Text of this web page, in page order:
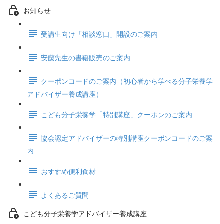
お知らせ
受講生向け「相談窓口」開設のご案内
安藤先生の書籍販売のご案内
クーポンコードのご案内（初心者から学べる分子栄養学
アドバイザー養成講座）
こども分子栄養学「特別講座」クーポンのご案内
協会認定アドバイザーの特別講座クーポンコードのご案
内
おすすめ便利食材
よくあるご質問
こども分子栄養学アドバイザー養成講座